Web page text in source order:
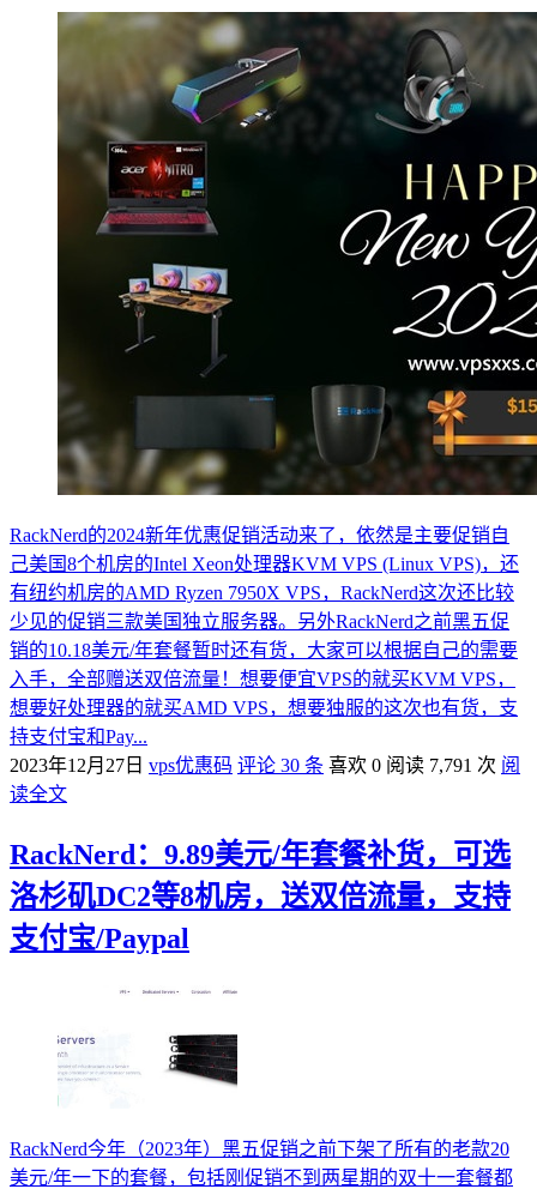
RackNerd的2024新年优惠促销活动来了，依然是主要促销自
己美国8个机房的Intel Xeon处理器KVM VPS (Linux VPS)，还
有纽约机房的AMD Ryzen 7950X VPS，RackNerd这次还比较
少见的促销三款美国独立服务器。另外RackNerd之前黑五促
销的10.18美元/年套餐暂时还有货，大家可以根据自己的需要
入手，全部赠送双倍流量！想要便宜VPS的就买KVM VPS，
想要好处理器的就买AMD VPS，想要独服的这次也有货，支
持支付宝和Pay...
2023年12月27日 vps优惠码 评论 30 条 喜欢 0 阅读 7,791 次 阅
读全文
RackNerd：9.89美元/年套餐补货，可选
洛杉矶DC2等8机房，送双倍流量，支持
支付宝/Paypal
RackNerd今年（2023年）黑五促销之前下架了所有的老款20
美元/年一下的套餐，包括刚促销不到两星期的双十一套餐都